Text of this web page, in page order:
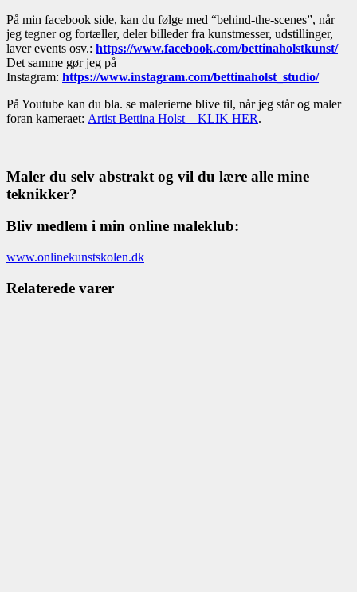
På min facebook side, kan du følge med “behind-the-scenes”, når
jeg tegner og fortæller, deler billeder fra kunstmesser, udstillinger,
laver events osv.: https://www.facebook.com/bettinaholstkunst/
Det samme gør jeg på
Instagram: https://www.instagram.com/bettinaholst_studio/
På Youtube kan du bla. se malerierne blive til, når jeg står og maler
foran kameraet: Artist Bettina Holst – KLIK HER.
Maler du selv abstrakt og vil du lære alle mine
teknikker?
Bliv medlem i min online maleklub:
www.onlinekunstskolen.dk
Relaterede varer